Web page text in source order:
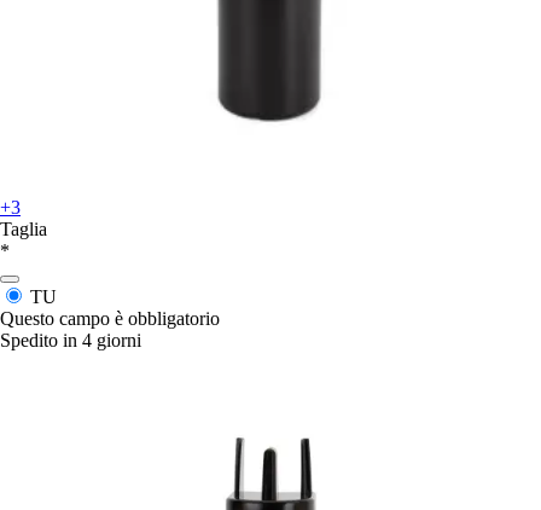
+3
Taglia
*
TU
Questo campo è obbligatorio
Spedito in 4 giorni